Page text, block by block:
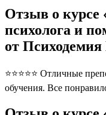
Отзыв о
психолога и
от
⭐⭐⭐⭐⭐ Отличные
обучения. Все